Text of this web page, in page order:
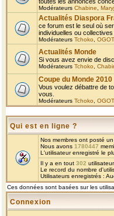
Modérateurs Chabine
Actualités Diaspora
ce forum est le seul où
individuelles ou
Modérateurs Tchoko
Actualités Monde
Si vous avez envie de
Modérateurs Tchoko
Coupe du Monde 2010
Vous voulez débattre de
vous.
Modérateurs Tchoko
Qui est en ligne ?
Nos membres ont posté
Nous avons 1780447
L'utilisateur enregistré le
Il y a en tout 302
Le record du nombre
Utilisateurs enregistrés :
Ces données sont basées sur les
Connexion